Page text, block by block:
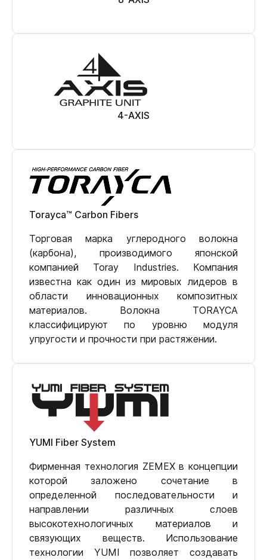
4-AXIS
Torayca™ Carbon Fibers
Торговая марка углеродного волокна
(карбона), производимого японской
компанией Toray Industries. Компания
известна как один из мировых лидеров в
области инновационных композитных
материалов. Волокна TORAYCA
классифицируют по уровню модуля
упругости и прочности при растяжении.
YUMI Fiber System
Фирменная технология ZEMEX в концепции
которой заложено сочетание в
определенной последовательности и
направлении различных слоев
высокотехнологичных материалов и
связующих веществ. Использование
технологии YUMI позволяет создавать